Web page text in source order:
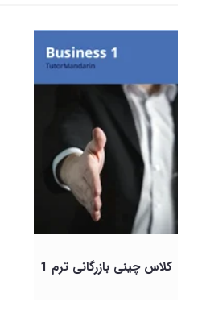
کلاس چینی بازرگانی ترم 1